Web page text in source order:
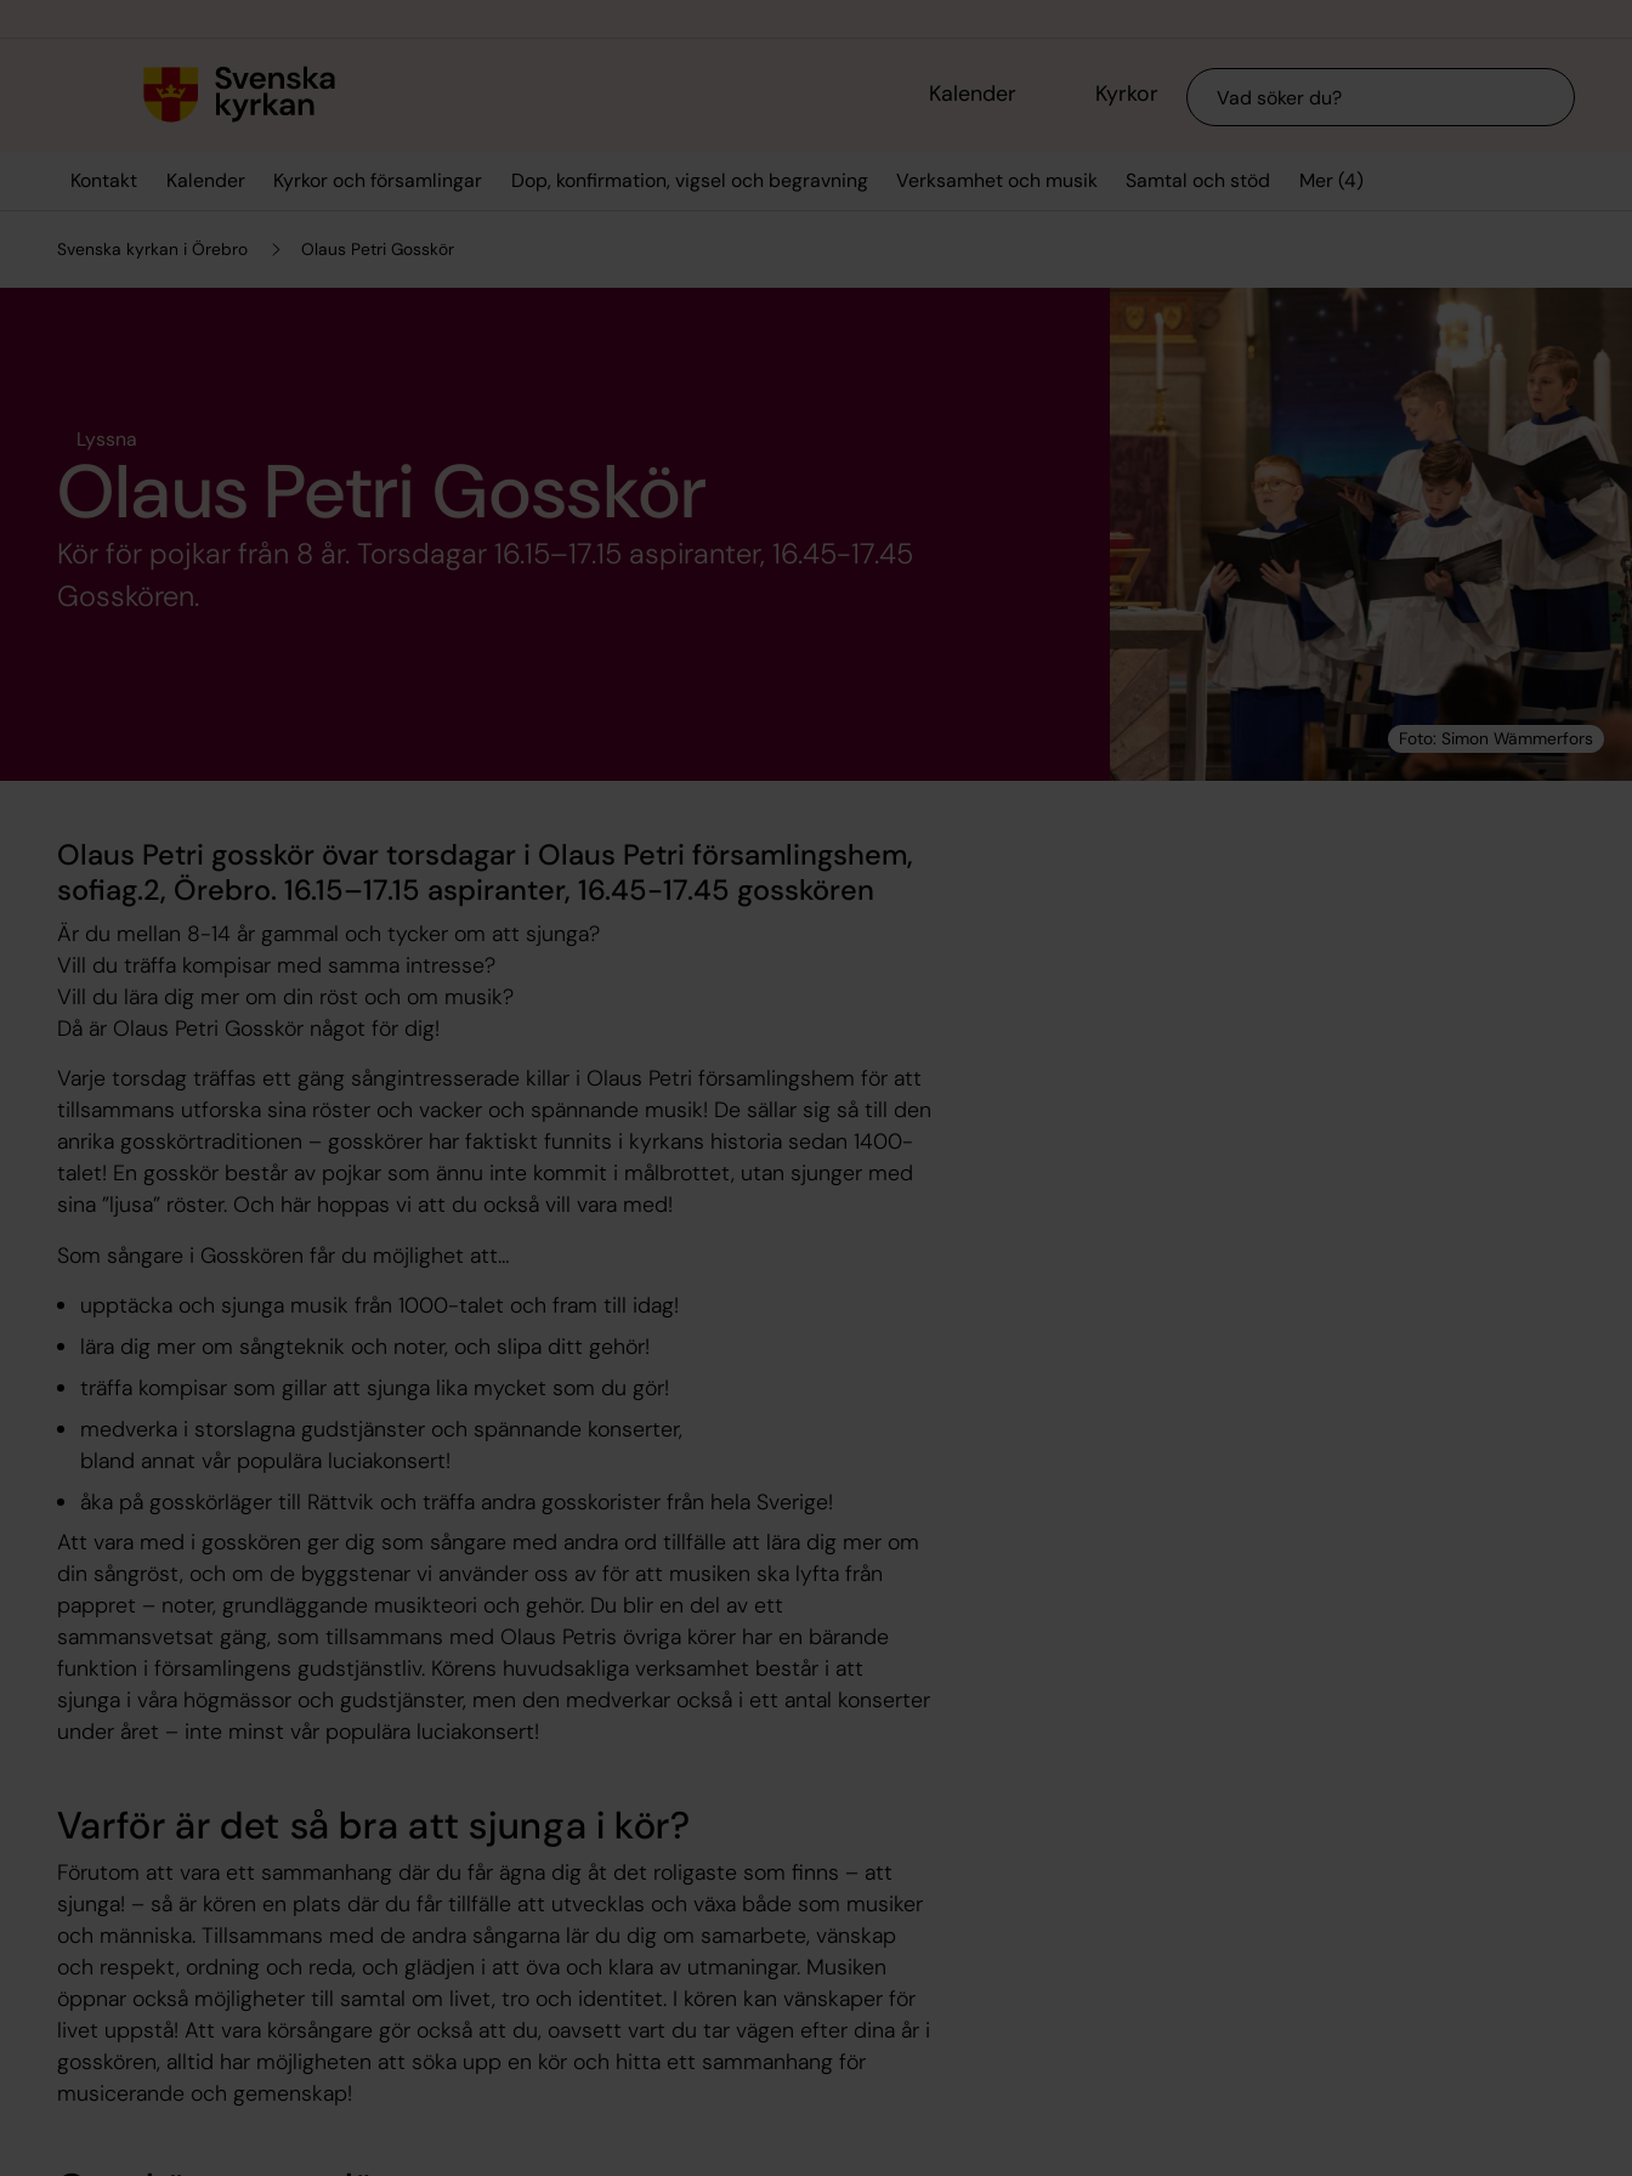
Kalender Kyrkor Sök
Kontakt Kalender Kyrkor och församlingar Dop, konfirmation, vigsel och begravning Verksamhet och musik Samtal och stöd Mer (4)
Svenska kyrkan i Örebro Olaus Petri Gosskör
Lyssna
Olaus Petri Gosskör
Kör för pojkar från 8 år. Torsdagar 16.15–17.15 aspiranter, 16.45-17.45
Gosskören.
Olaus Petri gosskör övar torsdagar i Olaus Petri församlingshem,
sofiag.2, Örebro. 16.15–17.15 aspiranter, 16.45-17.45 gosskören
Är du mellan 8-14 år gammal och tycker om att sjunga?
Vill du träffa kompisar med samma intresse?
Vill du lära dig mer om din röst och om musik?
Då är Olaus Petri Gosskör något för dig!
Varje torsdag träffas ett gäng sångintresserade killar i Olaus Petri församlingshem för att
tillsammans utforska sina röster och vacker och spännande musik! De sällar sig så till den
anrika gosskörtraditionen – gosskörer har faktiskt funnits i kyrkans historia sedan 1400-
talet! En gosskör består av pojkar som ännu inte kommit i målbrottet, utan sjunger med
sina ”ljusa” röster. Och här hoppas vi att du också vill vara med!
Som sångare i Gosskören får du möjlighet att…
upptäcka och sjunga musik från 1000-talet och fram till idag!
lära dig mer om sångteknik och noter, och slipa ditt gehör!
träffa kompisar som gillar att sjunga lika mycket som du gör!
medverka i storslagna gudstjänster och spännande konserter,
bland annat vår populära luciakonsert!
åka på gosskörläger till Rättvik och träffa andra gosskorister från hela Sverige!
Att vara med i gosskören ger dig som sångare med andra ord tillfälle att lära dig mer om
din sångröst, och om de byggstenar vi använder oss av för att musiken ska lyfta från
pappret – noter, grundläggande musikteori och gehör. Du blir en del av ett
sammansvetsat gäng, som tillsammans med Olaus Petris övriga körer har en bärande
funktion i församlingens gudstjänstliv. Körens huvudsakliga verksamhet består i att
sjunga i våra högmässor och gudstjänster, men den medverkar också i ett antal konserter
under året – inte minst vår populära luciakonsert!
Varför är det så bra att sjunga i kör?
Förutom att vara ett sammanhang där du får ägna dig åt det roligaste som finns – att
sjunga! – så är kören en plats där du får tillfälle att utvecklas och växa både som musiker
och människa. Tillsammans med de andra sångarna lär du dig om samarbete, vänskap
och respekt, ordning och reda, och glädjen i att öva och klara av utmaningar. Musiken
öppnar också möjligheter till samtal om livet, tro och identitet. I kören kan vänskaper för
livet uppstå! Att vara körsångare gör också att du, oavsett vart du tar vägen efter dina år i
gosskören, alltid har möjligheten att söka upp en kör och hitta ett sammanhang för
musicerande och gemenskap!